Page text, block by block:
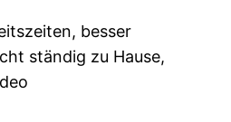
besser
ständig zu Hause,